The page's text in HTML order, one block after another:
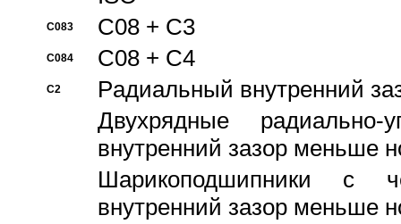
C083 C08 + C3
C084 C08 + C4
C2
Pадиальный внутренний
Двухрядные радиально-
внутренний зазор меньше
Шарикоподшипники с
внутренний зазор меньше